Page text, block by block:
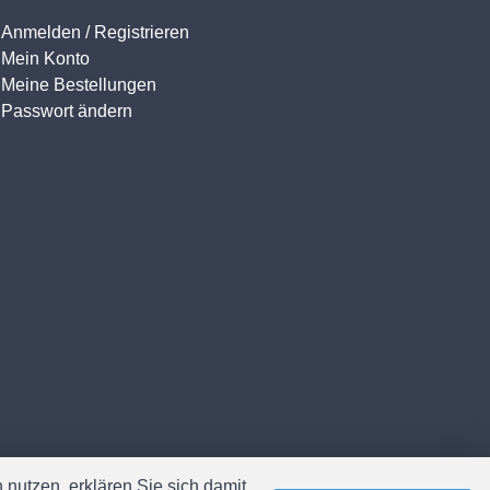
Anmelden / Registrieren
Mein Konto
Meine Bestellungen
Passwort ändern
erklären Sie sich damit